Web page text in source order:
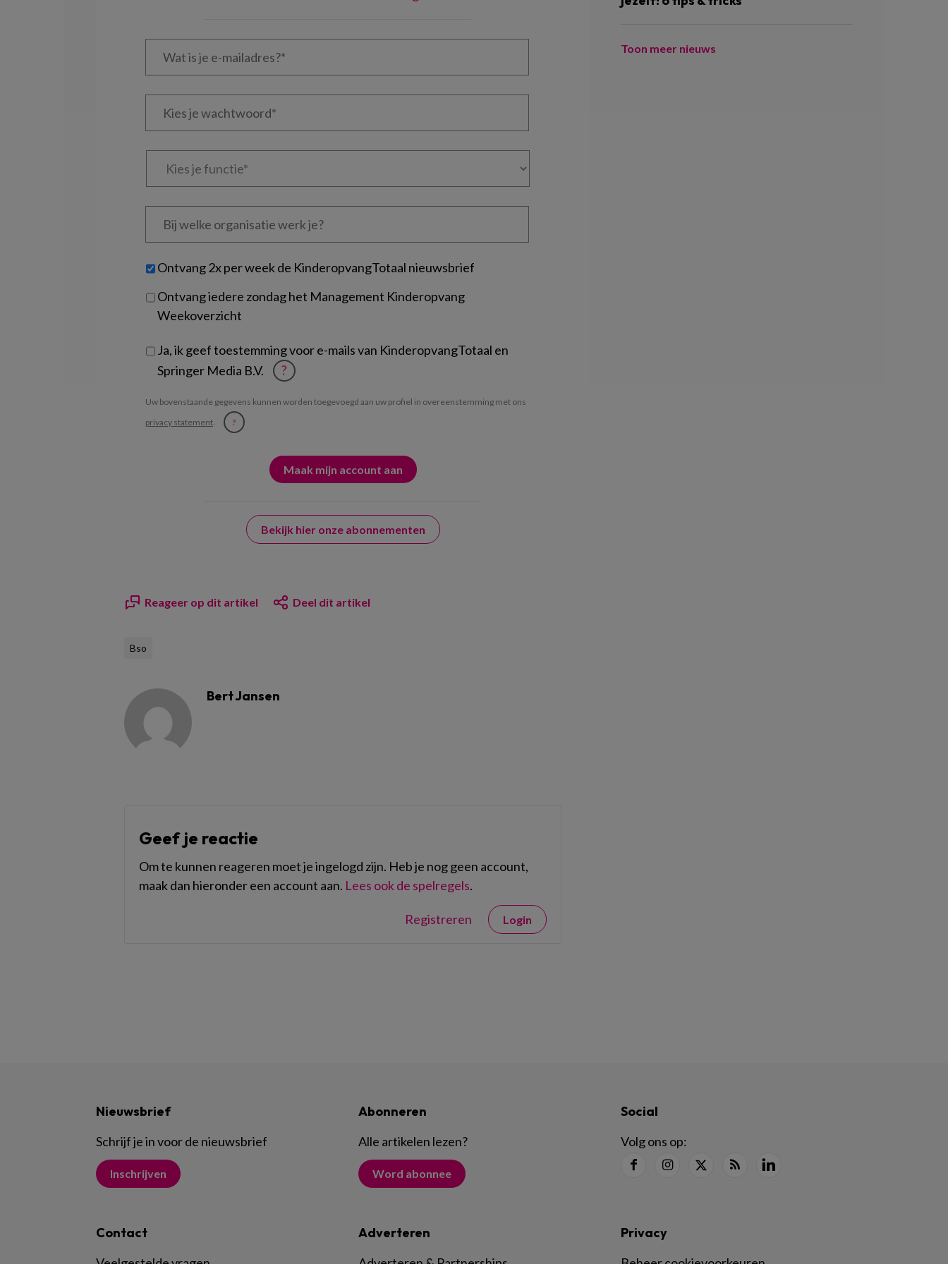
Wat
Kies
Kies
Bij
welke
je?
Untitled
Ontvang 2x per week de KinderopvangTotaal nieuwsbrief
Ontvang iedere zondag het Management Kinderopvang
Weekoverzicht
Ja, ik geef toestemming voor e-mails van KinderopvangTotaal en
Springer Media B.V.
?
Uw bovenstaande gegevens kunnen worden toegevoegd aan uw profiel in overeenstemming met ons
privacy statement. ?
Bekijk hier onze abonnementen
Reageer op dit artikel Deel dit artikel
Bso
Bert Jansen
Geef je reactie
Om te kunnen reageren moet je ingelogd zijn. Heb je nog geen account,
maak dan hieronder een account aan. Lees ook de spelregels.
Registreren Login
Toon meer nieuws
Nieuwsbrief
Schrijf je in voor de nieuwsbrief
Inschrijven
Abonneren
Alle artikelen lezen?
Word abonnee
Social
Volg ons op:
Contact Adverteren Privacy